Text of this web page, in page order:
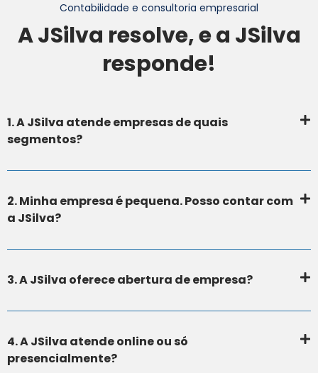
Contabilidade e consultoria empresarial
A JSilva resolve, e a JSilva
responde!
1. A JSilva atende empresas de quais
segmentos?
2. Minha empresa é pequena. Posso contar com
a JSilva?
3. A JSilva oferece abertura de empresa?
4. A JSilva atende online ou só
presencialmente?